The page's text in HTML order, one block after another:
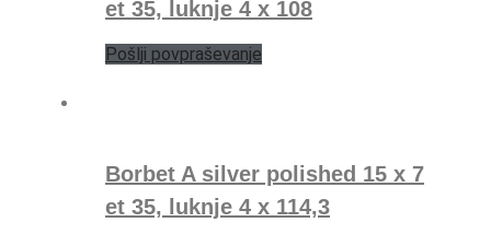
et 35, luknje 4 x 108
Pošlji povpraševanje
Borbet A silver polished 15 x 7
et 35, luknje 4 x 114,3